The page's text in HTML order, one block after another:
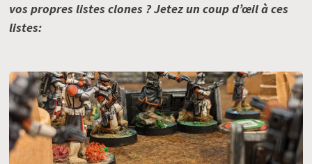
vos propres listes clones ? Jetez un coup d’œil à ces
listes: